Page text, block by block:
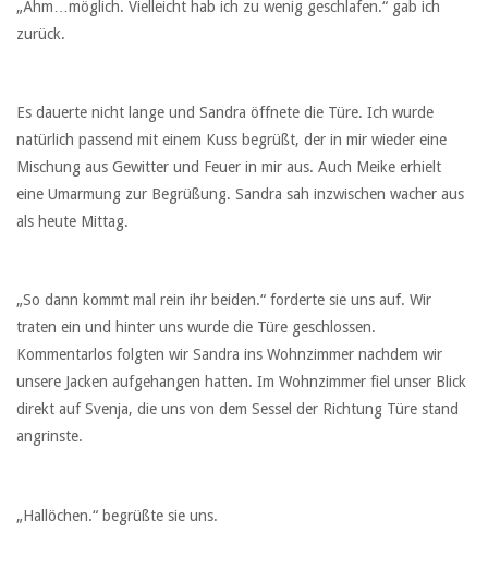
„Ähm…möglich. Vielleicht hab ich zu wenig geschlafen.“ gab ich
zurück.
Es dauerte nicht lange und Sandra öffnete die Türe. Ich wurde
natürlich passend mit einem Kuss begrüßt, der in mir wieder eine
Mischung aus Gewitter und Feuer in mir aus. Auch Meike erhielt
eine Umarmung zur Begrüßung. Sandra sah inzwischen wacher aus
als heute Mittag.
„So dann kommt mal rein ihr beiden.“ forderte sie uns auf. Wir
traten ein und hinter uns wurde die Türe geschlossen.
Kommentarlos folgten wir Sandra ins Wohnzimmer nachdem wir
unsere Jacken aufgehangen hatten. Im Wohnzimmer fiel unser Blick
direkt auf Svenja, die uns von dem Sessel der Richtung Türe stand
angrinste.
„Hallöchen.“ begrüßte sie uns.